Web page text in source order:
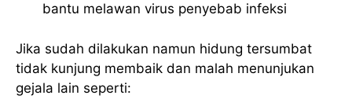
bantu melawan virus penyebab infeksi
Jika sudah dilakukan namun hidung tersumbat
tidak kunjung membaik dan malah menunjukan
gejala lain seperti: